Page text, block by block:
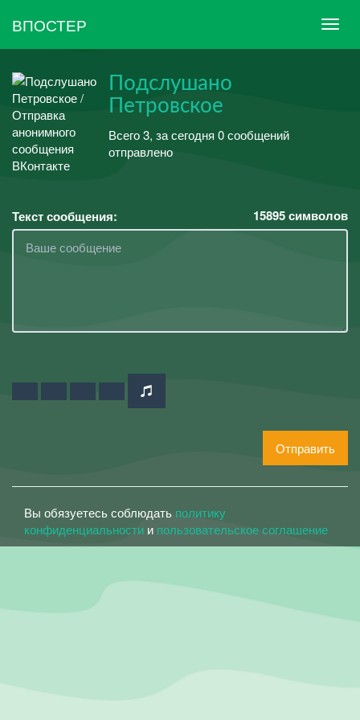
ВПОСТЕР
Подслушано
Петровское
Всего 3, за сегодня 0 сообщений
отправлено
Текст сообщения: 15895символов
Отправить
Вы обязуетесь соблюдать политику
конфиденциальности и пользовательское соглашение